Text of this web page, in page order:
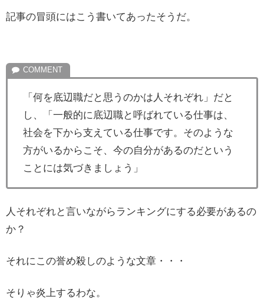
記事の冒頭にはこう書いてあったそうだ。
「何を底辺職だと思うのかは人それぞれ」だと
し、「一般的に底辺職と呼ばれている仕事は、
社会を下から支えている仕事です。そのような
方がいるからこそ、今の自分があるのだという
ことには気づきましょう」
人それぞれと言いながらランキングにする必要があるの
か？
それにこの誉め殺しのような文章・・・
そりゃ炎上するわな。